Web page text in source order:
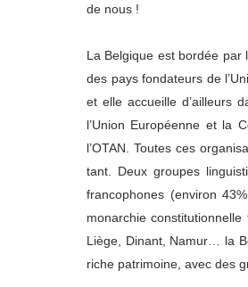
de nous !
La Belgique est bordée par
des pays fondateurs de
et elle accueille d’ailleurs
l’Union Européenne et la
l’OTAN. Toutes ces
tant. Deux groupes
francophones (environ
monarchie
Liège, Dinant, Namur… la
riche patrimoine, avec des